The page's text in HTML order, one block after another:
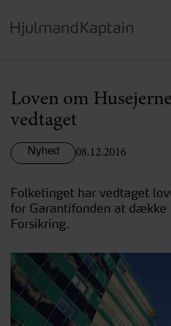
hovedindhold
Loven om
vedtaget
Nyhed 08.12.2016
Folketinget har vedtaget
for Garantifonden at dække
Forsikring.